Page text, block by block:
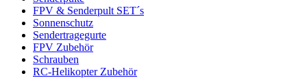
FPV & Senderpult SET´s
Sonnenschutz
Sendertragegurte
FPV Zubehör
Schrauben
RC-Helikopter Zubehör